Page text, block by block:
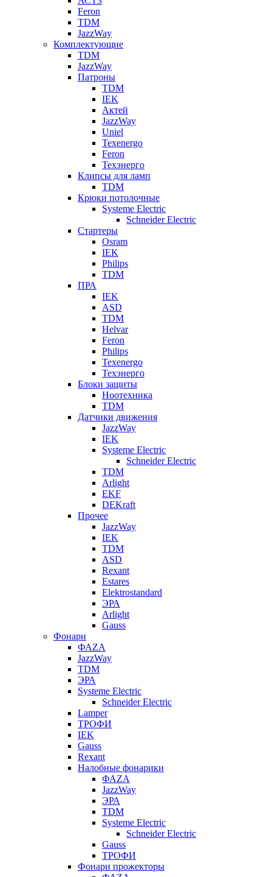
Feron
TDM
JazzWay
Комплектующие
TDM
JazzWay
Патроны
TDM
IEK
Актей
JazzWay
Uniel
Texenergo
Feron
Техэнерго
Клипсы для ламп
TDM
Крюки потолочные
Systeme Electric
Schneider Electric
Стартеры
Osram
IEK
Philips
TDM
ПРА
IEK
ASD
TDM
Helvar
Feron
Philips
Texenergo
Техэнерго
Блоки защиты
Ноотехника
TDM
Датчики движения
JazzWay
IEK
Systeme Electric
Schneider Electric
TDM
Arlight
EKF
DEKraft
Прочее
JazzWay
IEK
TDM
ASD
Rexant
Estares
Elektrostandard
ЭРА
Arlight
Gauss
Фонари
ФАZА
JazzWay
TDM
ЭРА
Systeme Electric
Schneider Electric
Lamper
ТРОФИ
IEK
Gauss
Rexant
Налобные фонарики
ФАZА
JazzWay
ЭРА
TDM
Systeme Electric
Schneider Electric
Gauss
ТРОФИ
Фонари прожекторы